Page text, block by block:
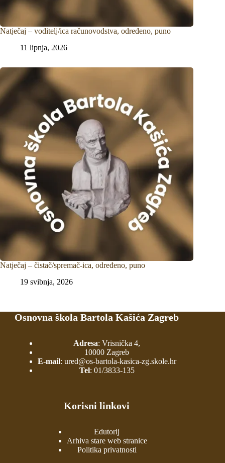
Natječaj – voditelj/ica računovodstva, određeno, puno
11 lipnja, 2026
Natječaj – čistač/spremač-ica, određeno, puno
19 svibnja, 2026
Osnovna škola Bartola Kašića Zagreb
Adresa: Vrisnička 4,
10000 Zagreb
E-mail: ured@os-bartola-kasica-zg.skole.hr
Tel: 01/3833-135
Korisni linkovi
Edutorij
Arhiva stare web stranice
Politika privatnosti